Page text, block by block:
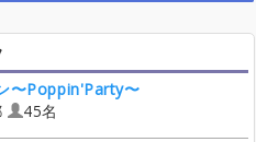
〜Poppin'Party〜
45名